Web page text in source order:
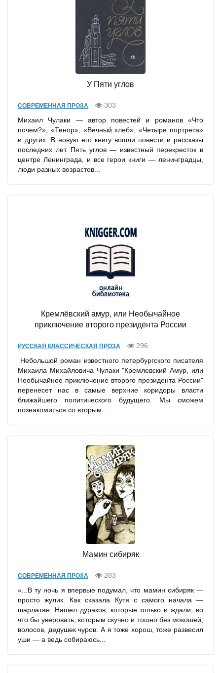
У Пяти углов
СОВРЕМЕННАЯ ПРОЗА
303
Михаил Чулаки — автор повестей и романов «Что
почем?», «Тенор», «Вечный хлеб», «Четыре портрета»
и других. В новую его книгу вошли повести и рассказы
последних лет. Пять углов — известный перекресток в
центре Ленинграда, и все герои книги — ленинградцы,
люди разных возрастов...
Кремлёвский амур, или Необычайное
приключение второго президента России
РУССКАЯ КЛАССИЧЕСКАЯ ПРОЗА
296
Небольшой роман известного петербургского писателя
Михаила Михайловича Чулаки "Кремлевский Амур, или
Необычайное приключение второго президента России"
перенесет нас в самые верхние коридоры власти
ближайшего политического будущего. Мы сможем
познакомиться со вторым...
Мамин сибиряк
СОВРЕМЕННАЯ ПРОЗА
283
«...В ту ночь я впервые подумал, что мамин сибиряк —
просто жулик. Как сказала Кутя с самого начала —
шарлатан. Нашел дураков, которые только и ждали, во
что бы уверовать, которым скучно и тошно без мокошей,
волосов, дедушек чуров. А я тоже хорош, тоже развесил
уши — а ведь собираюсь...